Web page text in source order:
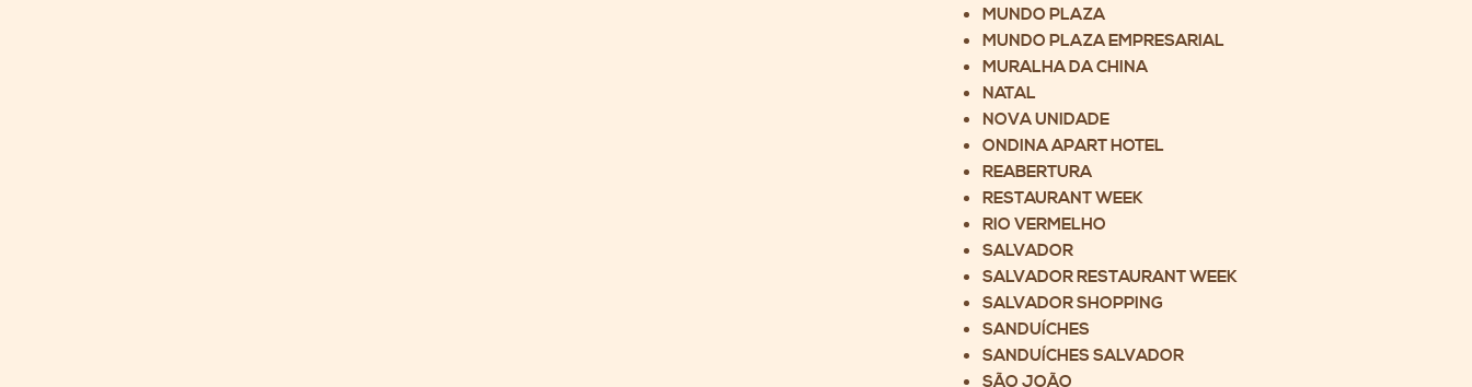
MUNDO PLAZA
MUNDO PLAZA EMPRESARIAL
MURALHA DA CHINA
NATAL
NOVA UNIDADE
ONDINA APART HOTEL
REABERTURA
RESTAURANT WEEK
RIO VERMELHO
SALVADOR
SALVADOR RESTAURANT WEEK
SALVADOR SHOPPING
SANDUÍCHES
SANDUÍCHES SALVADOR
SÃO JOÃO